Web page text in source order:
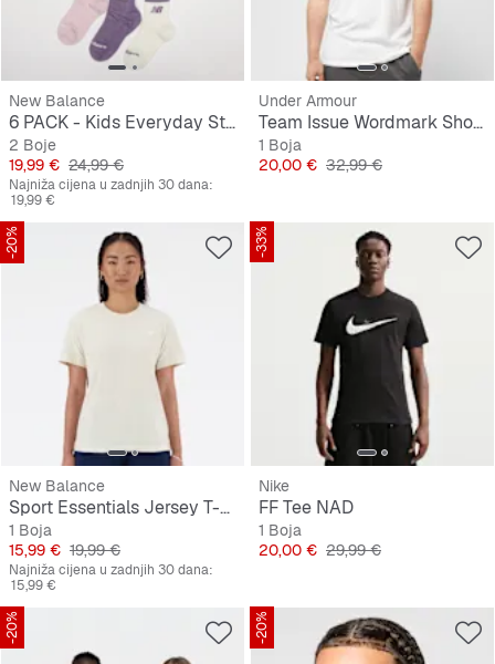
New Balance
6 PACK - Kids Everyday Stripe Midcalf
2 Boje
Cijena
19,99 € Originalna cijena
24,99 €
Najniža cijena u zadnjih 30 dana:
19,99 €
Under Armour
Team Issue Wordmark Shortsleeve
1 Boja
Cijena
20,00 € Originalna cijena
32,99 €
-20%
New Balance
Sport Essentials Jersey T-Shirt
1 Boja
Cijena
15,99 € Originalna cijena
19,99 €
Najniža cijena u zadnjih 30 dana:
15,99 €
-33%
Nike
FF Tee NAD
1 Boja
Cijena
20,00 € Originalna cijena
29,99 €
-20% -20%